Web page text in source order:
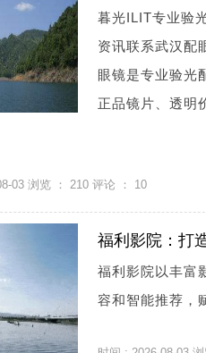
暮光ILIT专业验
资讯联系武汉配
眼镜是专业验光
正品镜片、透明
03 浏览 ： 210 评论 ： 10
福利影院：打
福利影院以丰富
容和智能推荐，